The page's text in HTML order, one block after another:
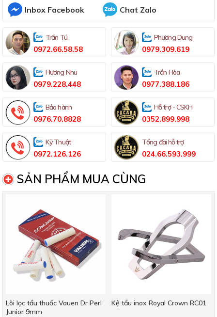
Inbox Facebook Chat Zalo
Trần Tú
0972.66.58.58
Phương Dung
0979.309.619
Hương Nhu
0979.228.448
Trần Hòa
0977.388.186
Bảo hành
0976.70.8828
Hỗ trợ - CSKH
0352.899.998
Kỹ Thuật
0972.126.126
Tổng đài hỗ trợ
024.66.593.999
SẢN PHẨM MUA CÙNG
Lõi lọc tẩu thuốc Vauen Dr Perl
Junior 9mm
Kệ tẩu inox Royal Crown RC01